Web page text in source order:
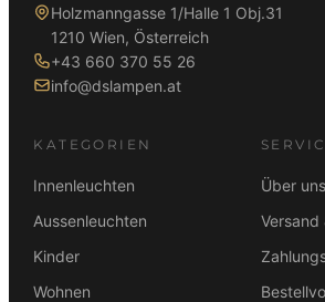
Holzmanngasse 1/Halle 1 Obj.31
1210 Wien, Österreich
+43 660 370 55 26
info@dslampen.at
KATEGORIEN
Innenleuchten
Aussenleuchten
Kinder
Wohnen
Über uns
Versand